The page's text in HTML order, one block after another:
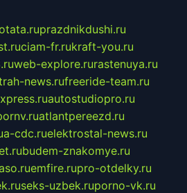
prazdnikdushi.ru
ciam-fr.rukraft-you.ru
web-explore.rurastenuya.ru
news.rufreeride-team.ru
autostudiopro.ru
atlantpereezd.ru
a-cdc.ruelektrostal-news.ru
budem-znakomye.ru
emfire.rupro-otdelky.ru
seks-uzbek.ruporno-vk.ru